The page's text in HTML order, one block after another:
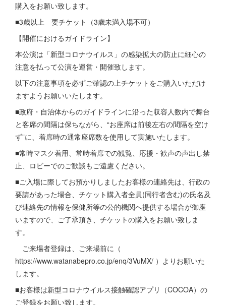
購入をお願い致します。
■3歳以上 要チケット（3歳未満入場不可）
【開催におけるガイドライン】
本公演は「新型コロナウイルス」の感染拡⼤の防⽌に細⼼の
注意を払って公演を運営・開催致します。
以下の注意事項を必ずご確認の上チケットをご購入いただけ
ますようお願いいたします。
■政府・⾃治体からのガイドラインに沿った収容⼈数内で舞台
と客席の間隔は保ちながら、“お座席は前後左右の間隔を空け
ず”に、着席時の通常座席数を使用して実施いたします。
■常時マスク着用、常時着席での観覧、応援・歓声の声出し禁
止、ロビーでのご歓談もご遠慮ください。
■ご入場に際してお預かりしましたお客様の連絡先は、行政の
要請があった場合、チケット購入者全員(同行者含む)の氏名及
び連絡先の情報を保健所等の公的機関へ提供する場合が御座
いますので、ご了承頂き、チケットの購入をお願い致しま
す。
ご来場者登録は、ご来場前に（
https://www.watanabepro.co.jp/enq/3VuMX/ ）よりお願いた
します。
■お客様は新型コロナウイルス接触確認アプリ（COCOA）の
ご登録をお願い致します。